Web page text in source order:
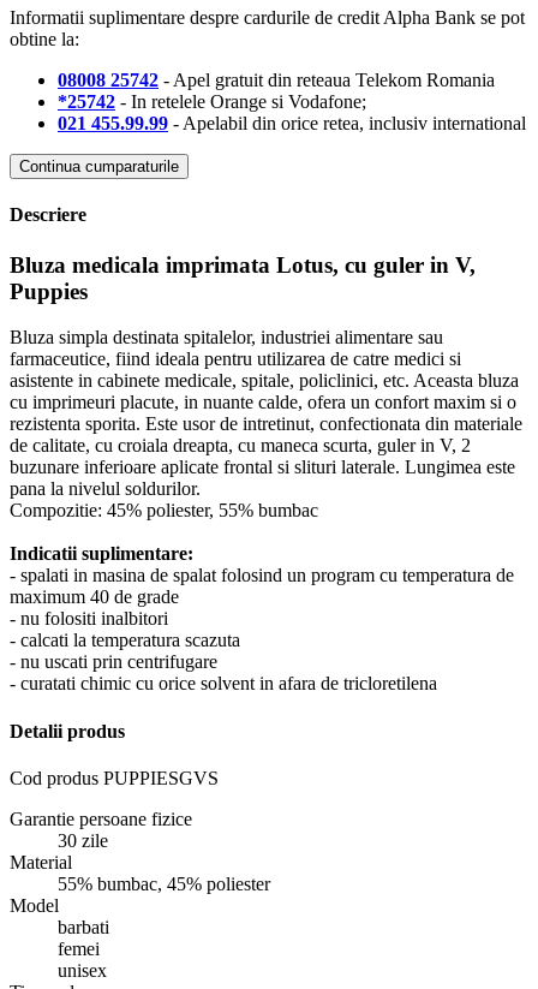
Informatii suplimentare despre cardurile de credit Alpha Bank se pot
obtine la:
08008 25742 - Apel gratuit din reteaua Telekom Romania
*25742 - In retelele Orange si Vodafone;
021 455.99.99 - Apelabil din orice retea, inclusiv international
Continua cumparaturile
Descriere
Bluza medicala imprimata Lotus, cu guler in V,
Puppies
Bluza simpla destinata spitalelor, industriei alimentare sau
farmaceutice, fiind ideala pentru utilizarea de catre medici si
asistente in cabinete medicale, spitale, policlinici, etc. Aceasta bluza
cu imprimeuri placute, in nuante calde, ofera un confort maxim si o
rezistenta sporita. Este usor de intretinut, confectionata din materiale
de calitate, cu croiala dreapta, cu maneca scurta, guler in V, 2
buzunare inferioare aplicate frontal si slituri laterale. Lungimea este
pana la nivelul soldurilor.
Compozitie: 45% poliester, 55% bumbac
Indicatii suplimentare:
- spalati in masina de spalat folosind un program cu temperatura de
maximum 40 de grade
- nu folositi inalbitori
- calcati la temperatura scazuta
- nu uscati prin centrifugare
- curatati chimic cu orice solvent in afara de tricloretilena
Detalii produs
Cod produs PUPPIESGVS
Garantie persoane fizice
30 zile
Material
55% bumbac, 45% poliester
Model
barbati
femei
unisex